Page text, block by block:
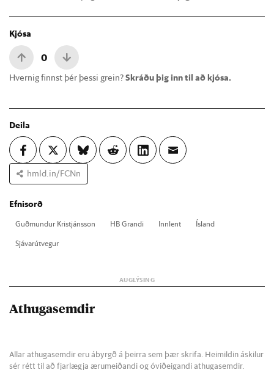
Kjósa
0
Hvernig finnst þér þessi grein?Skráðu þig inn til að kjósa.
Deila
hmld.in/FCNn
Efnisorð
Guð­mund­ur Kristjáns­son HB Grandi Inn­lent
Ís­land
Sjáv­ar­út­veg­ur
Athugasemdir
Allar athugasemdir eru ábyrgð á þeirra sem þær skrifa. Heimildin áskilur
sér rétt til að fjarlægja ærumeiðandi og óviðeigandi athugasemdir.